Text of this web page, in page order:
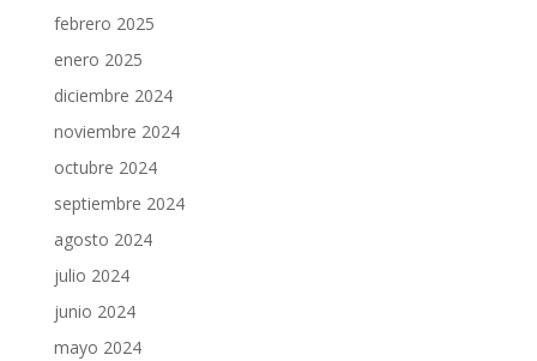
febrero 2025
enero 2025
diciembre 2024
noviembre 2024
octubre 2024
septiembre 2024
agosto 2024
julio 2024
junio 2024
mayo 2024